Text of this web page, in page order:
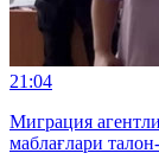
21:04
Миграция
маблағлари